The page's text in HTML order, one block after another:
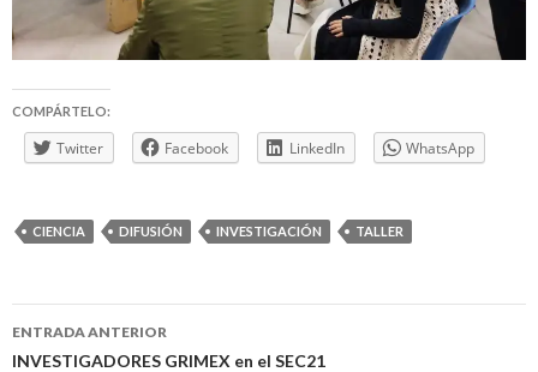
COMPÁRTELO:
Twitter Facebook LinkedIn WhatsApp
CIENCIA DIFUSIÓN INVESTIGACIÓN TALLER
Navegación
de
ENTRADA ANTERIOR
INVESTIGADORES GRIMEX en el SEC21